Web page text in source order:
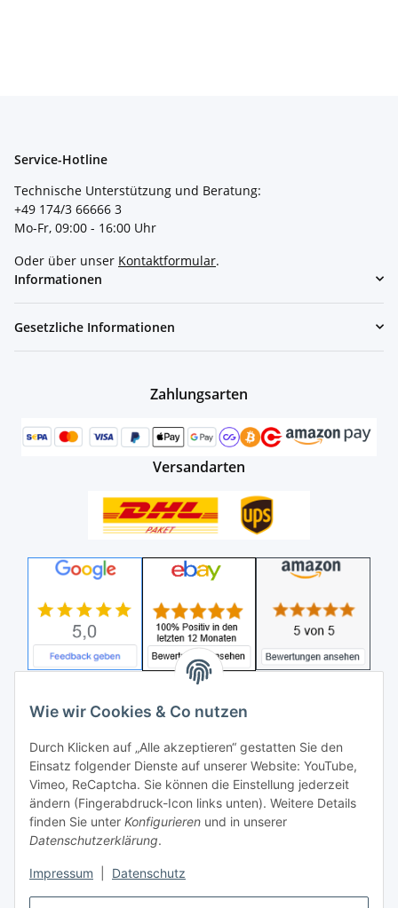
Wie wir Cookies & Co nutzen
Durch Klicken auf „Alle akzeptieren“ gestatten Sie den
Einsatz folgender Dienste auf unserer Website: YouTube,
Vimeo, ReCaptcha. Sie können die Einstellung jederzeit
ändern (Fingerabdruck-Icon links unten). Weitere Details
finden Sie unter Konfigurieren und in unserer
Datenschutzerklärung.
Impressum Datenschutz
Service-Hotline
Technische Unterstützung und Beratung:
+49 174/3 66666 3
Mo-Fr, 09:00 - 16:00 Uhr
Oder über unser Kontaktformular.
Informationen
Gesetzliche Informationen
Zahlungsarten
Versandarten